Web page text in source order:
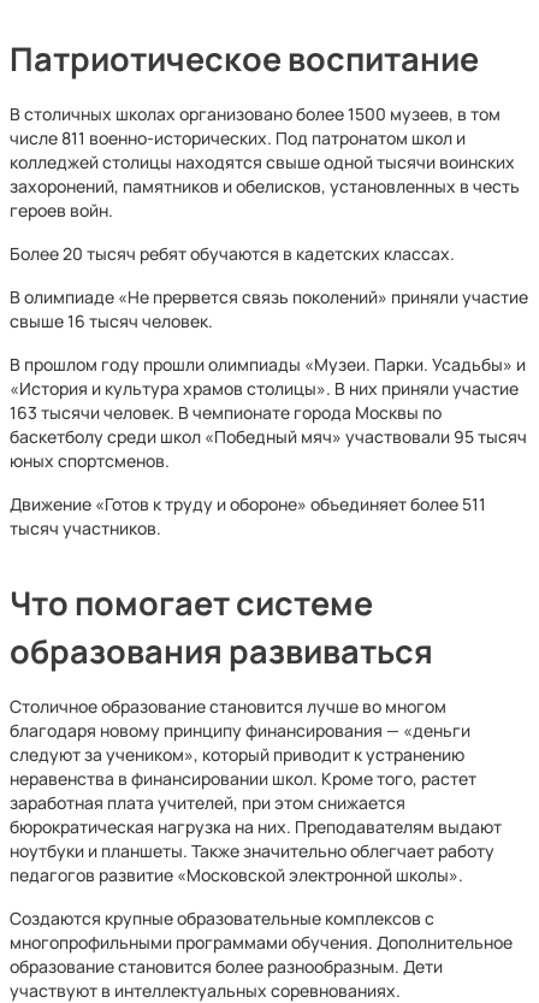
Патриотическое воспитание
В столичных школах организовано более 1500 музеев, в том
числе 811 военно-исторических. Под патронатом школ и
колледжей столицы находятся свыше одной тысячи воинских
захоронений, памятников и обелисков, установленных в честь
героев войн.
Более 20 тысяч ребят обучаются в кадетских классах.
В олимпиаде «Не прервется связь поколений» приняли участие
свыше 16 тысяч человек.
В прошлом году прошли олимпиады «Музеи. Парки. Усадьбы» и
«История и культура храмов столицы». В них приняли участие
163 тысячи человек. В чемпионате города Москвы по
баскетболу среди школ «Победный мяч» участвовали 95 тысяч
юных спортсменов.
Движение «Готов к труду и обороне» объединяет более 511
тысяч участников.
Что помогает системе
образования развиваться
Столичное образование становится лучше во многом
благодаря новому принципу финансирования — «деньги
следуют за учеником», который приводит к устранению
неравенства в финансировании школ. Кроме того, растет
заработная плата учителей, при этом снижается
бюрократическая нагрузка на них. Преподавателям выдают
ноутбуки и планшеты. Также значительно облегчает работу
педагогов развитие «Московской электронной школы».
Создаются крупные образовательные комплексов с
многопрофильными программами обучения. Дополнительное
образование становится более разнообразным. Дети
участвуют в интеллектуальных соревнованиях.